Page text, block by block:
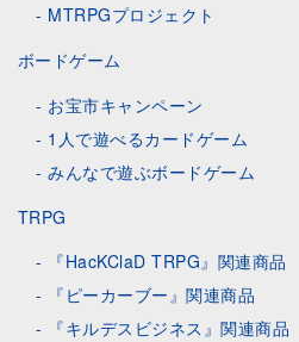
MTRPGプロジェクト
ボードゲーム
お宝市キャンペーン
1人で遊べるカードゲーム
みんなで遊ぶボードゲーム
TRPG
『HacKClaD TRPG』関連商品
『ピーカーブー』関連商品
『キルデスビジネス』関連商品